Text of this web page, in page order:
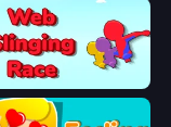
Web Slinging Race